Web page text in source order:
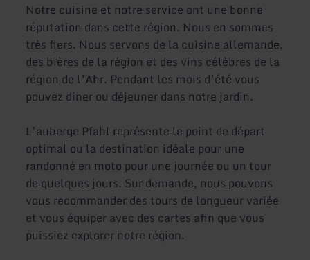
Notre cuisine et notre service ont une bonne
réputation dans cette région. Nous en sommes
très fiers. Nous servons de la cuisine allemande,
des bières de la région et des vins célèbres de la
région de l’Ahr. Pendant les mois d’été vous
pouvez diner ou déjeuner dans notre jardin.
L’auberge Pfahl représente le point de départ
optimal ou la destination idéale pour une
randonné en moto pour une journée ou un tour
de quelques jours. Sur demande, nous pouvons
vous recommander des tours de longueur variée
et vous équiper avec des cartes afin que vous
puissiez explorer notre région.